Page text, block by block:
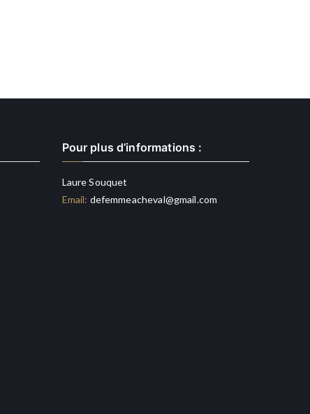
Pour plus d’informations :
Laure Souquet
Email: defemmeacheval@gmail.com